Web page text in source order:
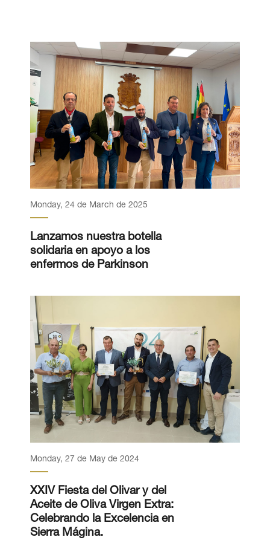
Monday, 24 de March de 2025
Lanzamos nuestra botella
solidaria en apoyo a los
enfermos de Parkinson
Monday, 27 de May de 2024
XXIV Fiesta del Olivar y del
Aceite de Oliva Virgen Extra:
Celebrando la Excelencia en
Sierra Mágina.